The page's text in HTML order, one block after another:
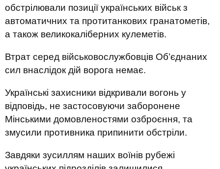
обстрілювали позиції українських військ з
автоматичних та протитанкових гранатометів,
а також великокаліберних кулеметів.
Втрат серед військовослужбовців Об’єднаних
сил внаслідок дій ворога немає.
Українські захисники відкривали вогонь у
відповідь, не застосовуючи заборонене
Мінськими домовленостями озброєння, та
змусили противника припинити обстріли.
Завдяки зусиллям наших воїнів рубежі